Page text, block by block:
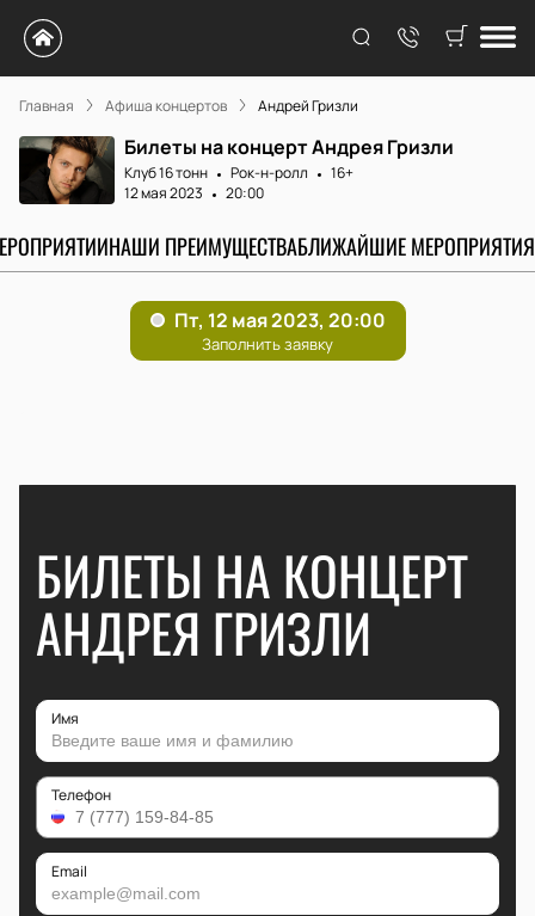
Главная Афиша концертов Андрей Гризли
Билеты на концерт Андрея Гризли
Клуб 16 тонн Рок-н-ролл
16+
12 мая 2023
20:00
НАШИ ПРЕИМУЩЕСТВАБЛИЖАЙШИЕ МЕРОПРИЯТИЯ
БИЛЕТЫ НА КОНЦЕРТ
АНДРЕЯ ГРИЗЛИ
Имя
Телефон
Email